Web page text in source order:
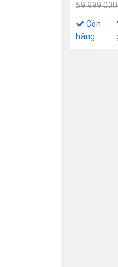
WQXGA |
Còn
hàng